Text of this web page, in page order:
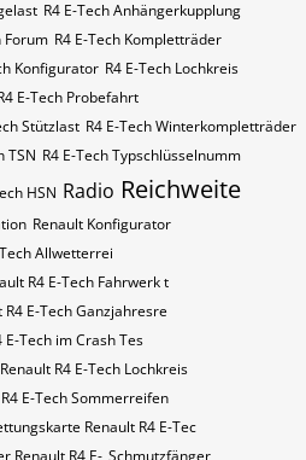
R4 E-Tech Anhängerkupplung
Forum R4 E-Tech Kompletträder
Konfigurator R4 E-Tech Lochkreis
E-Tech Probefahrt
Stützlast R4 E-Tech Winterkompletträder
TSN R4 E-Tech​​​​ Typschlüsselnumm
HSN Radio Reichweite
Renault Konfigurator
Allwetterrei
R4 E-Tech Fahrwerk t
R4 E-Tech Ganzjahresre
E-Tech im Crash Tes
Renault R4 E-Tech Lochkreis
E-Tech Sommerreifen
Renault R4 E-Tec
Renault​ R4 E- Schmutzfänger